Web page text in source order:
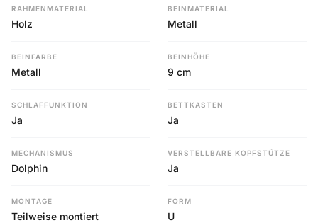
RAHMENMATERIAL
Holz
BEINMATERIAL
Metall
BEINFARBE
Metall
BEINHÖHE
9 cm
SCHLAFFUNKTION
Ja
BETTKASTEN
Ja
MECHANISMUS
Dolphin
VERSTELLBARE KOPFSTÜTZE
Ja
MONTAGE
Teilweise montiert
FORM
U